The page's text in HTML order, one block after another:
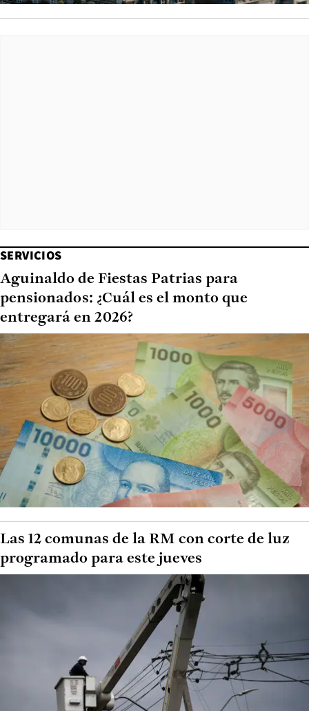
SERVICIOS
Aguinaldo de Fiestas Patrias para
pensionados: ¿Cuál es el monto que
entregará en 2026?
Las 12 comunas de la RM con corte de luz
programado para este jueves